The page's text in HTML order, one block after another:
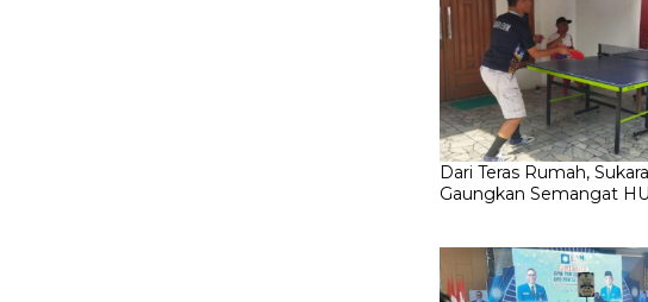
Dari Teras Rumah,
Gaungkan Semangat